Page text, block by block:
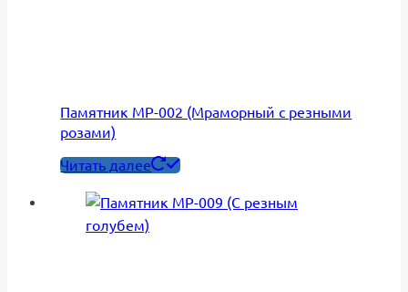
Памятник МР-002 (Мраморный с резными
розами)
Читать далее